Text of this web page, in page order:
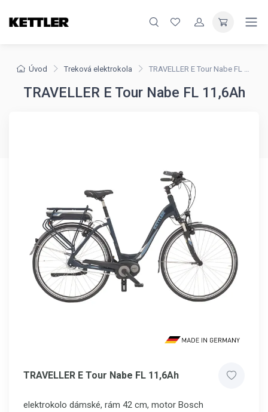
Úvod Treková elektrokola TRAVELLER E Tour Nabe FL 11,6Ah
TRAVELLER E Tour Nabe FL 11,6Ah
TRAVELLER E Tour Nabe FL 11,6Ah
elektrokolo dámské, rám 42 cm, motor Bosch